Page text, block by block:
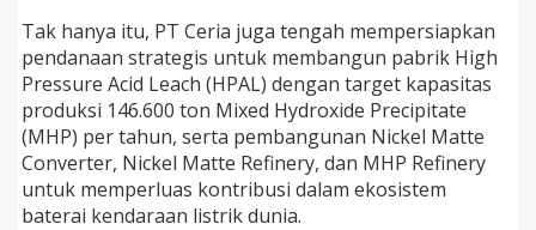
S
u
l
t
r
a
Tak hanya itu, PT Ceria juga tengah mempersiapkan
pendanaan strategis untuk membangun pabrik High
Pressure Acid Leach (HPAL) dengan target kapasitas
produksi 146.600 ton Mixed Hydroxide Precipitate
(MHP) per tahun, serta pembangunan Nickel Matte
Converter, Nickel Matte Refinery, dan MHP Refinery
untuk memperluas kontribusi dalam ekosistem
baterai kendaraan listrik dunia.